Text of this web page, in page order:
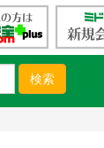
検索